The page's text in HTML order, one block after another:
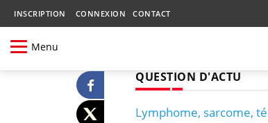
INSCRIPTION CONNEXION CONTACT
Menu
QUESTION D'ACTU
Lymphome, sarcome,